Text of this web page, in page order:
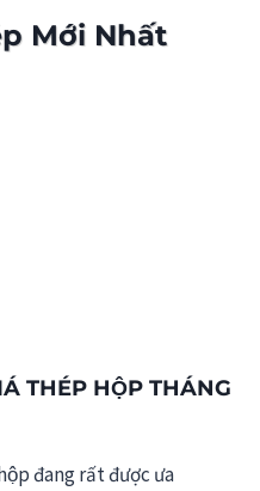
Mới Nhất
THÉP HỘP THÁNG
đang rất được ưa